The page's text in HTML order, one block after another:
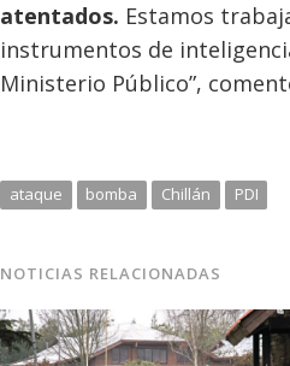
atentados. Estamos
instrumentos de
Ministerio Público”,
ataque bomba Chillán PDI
NOTICIAS RELACIONADAS